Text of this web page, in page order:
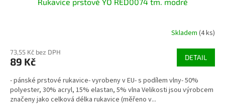
Skladem (4 ks)
73,55 Kč bez DPH
89 Kč DETAIL
- pánské prstové rukavice- vyrobeny v EU- s podílem vlny- 50%
polyester, 30% acryl, 15% elastan, 5% vlna Velikosti jsou výrobcem
značeny jako celková délka rukavice (měřeno v...